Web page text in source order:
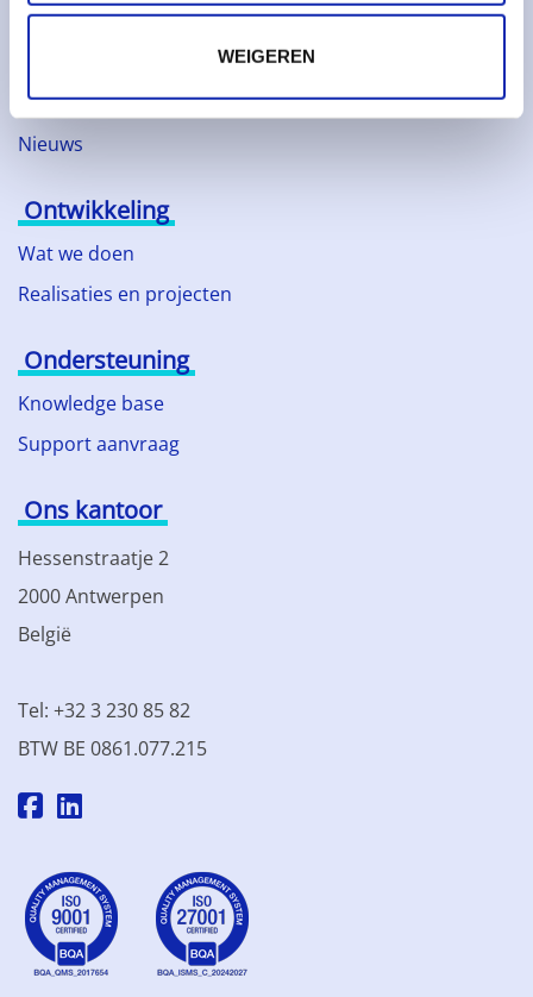
WEIGEREN
Bedrijf
Duurzaam ondernemen
Technologische partners
Nieuws
Ontwikkeling
Wat we doen
Realisaties en projecten
Ondersteuning
Knowledge base
Support aanvraag
Ons kantoor
Hessenstraatje 2
2000 Antwerpen
België
Tel: +32 3 230 85 82
BTW BE 0861.077.215